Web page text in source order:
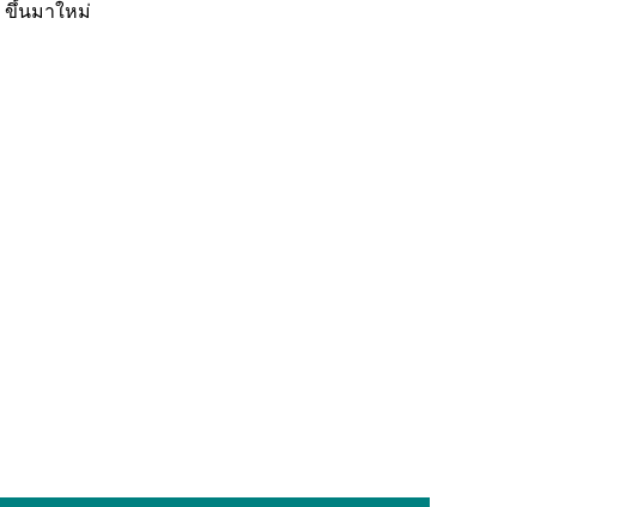
ขึ้นมาใหม่